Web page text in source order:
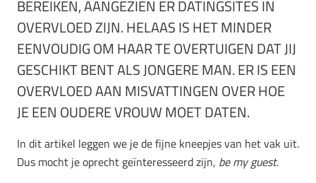
BEREIKEN, AANGEZIEN ER DATINGSITES IN
OVERVLOED ZIJN. HELAAS IS HET MINDER
EENVOUDIG OM HAAR TE OVERTUIGEN DAT JIJ
GESCHIKT BENT ALS JONGERE MAN. ER IS EEN
OVERVLOED AAN MISVATTINGEN OVER HOE
JE EEN OUDERE VROUW MOET DATEN.
In dit artikel leggen we je de fijne kneepjes van het vak uit.
Dus mocht je oprecht geïnteresseerd zijn, be my guest.